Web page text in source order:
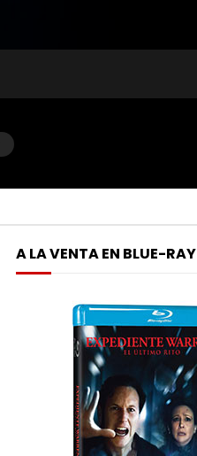
A LA VENTA EN BLUE-RAY